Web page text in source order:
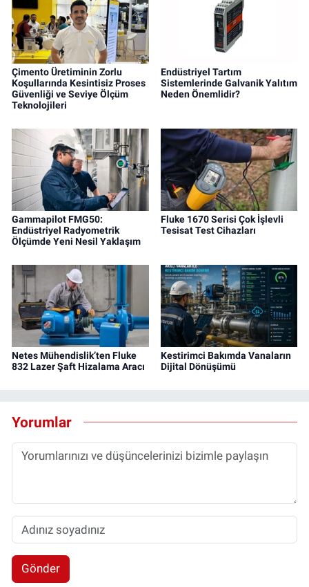
Çimento Üretiminin Zorlu
Koşullarında Kesintisiz Proses
Güvenliği ve Seviye Ölçüm
Teknolojileri
Endüstriyel Tartım
Sistemlerinde Galvanik Yalıtım
Neden Önemlidir?
Gammapilot FMG50:
Endüstriyel Radyometrik
Ölçümde Yeni Nesil Yaklaşım
Fluke 1670 Serisi Çok İşlevli
Tesisat Test Cihazları
Netes Mühendislik’ten Fluke
832 Lazer Şaft Hizalama Aracı
Kestirimci Bakımda Vanaların
Dijital Dönüşümü
Yorumlar
Gönder